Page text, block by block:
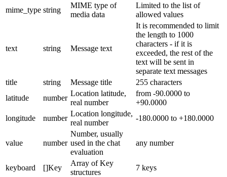
mime_type string
MIME type of
media data
Limited to the list of
allowed values
text string Message text
It is recommended to limit
the length to 1000
characters - if it is
exceeded, the rest of the
text will be sent in
separate text messages
title
string Message title
255 characters
latitude
number
Location latitude,
real number
from -90.0000 to
+90.0000
longitude
number
Location longitude,
real number
-180.0000 to +180.0000
value number
Number, usually
used in the chat
evaluation
any number
keyboard []Key
Array of Key
structures
7 keys